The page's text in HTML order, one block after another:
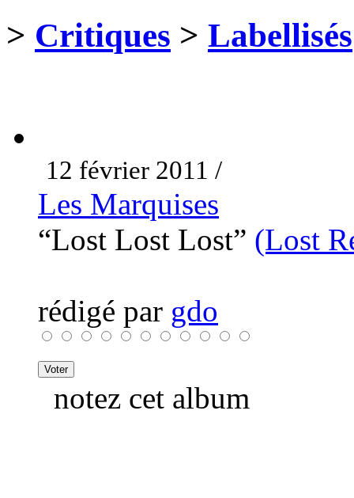
> Critiques > Labellisés
12 février 2011 /
Les Marquises
“Lost Lost Lost” (Lost
rédigé par gdo
notez cet album